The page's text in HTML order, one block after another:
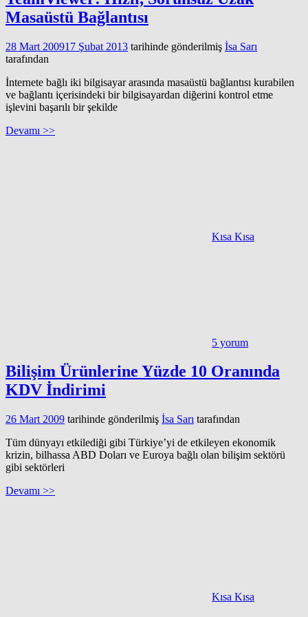
Masaüstü Bağlantısı
28 Mart 200917 Şubat 2013 tarihinde gönderilmiş İsa Sarı
tarafından
İnternete bağlı iki bilgisayar arasında masaüstü bağlantısı kurabilen
ve bağlantı içerisindeki bir bilgisayardan diğerini kontrol etme
işlevini başarılı bir şekilde
Devamı >>
Kısa Kısa
5 yorum
Bilişim Ürünlerine Yüzde 10 Oranında
KDV İndirimi
26 Mart 2009 tarihinde gönderilmiş İsa Sarı tarafından
Tüm dünyayı etkilediği gibi Türkiye’yi de etkileyen ekonomik
krizin, bilhassa ABD Doları ve Euroya bağlı olan bilişim sektörü
gibi sektörleri
Devamı >>
Kısa Kısa